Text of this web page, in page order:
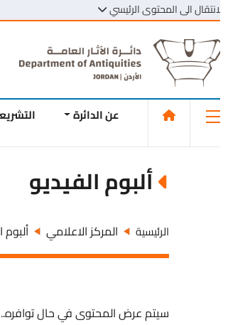
الى المحتوى الرئيسي
عن الدائرة التشريعات
ألبوم الفيديو
الرئيسية المركز الاعلامي ألبوم الفيديو
سيتم عرض المحتوى في حال توافره..